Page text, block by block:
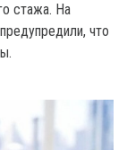
стажа. На
что